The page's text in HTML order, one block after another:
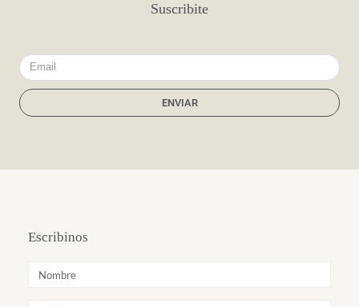
Suscribite
Email
ENVIAR
Escribinos